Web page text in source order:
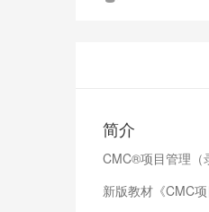
简介
CMC®项目管理（
新版教材《CMC